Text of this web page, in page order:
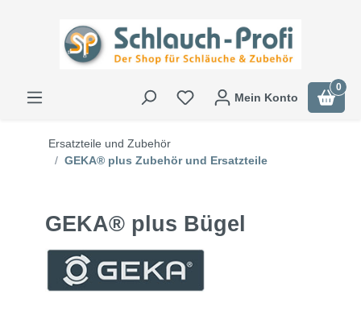
Mein Konto
0
Ersatzteile und Zubehör
GEKA® plus Zubehör und Ersatzteile
GEKA® plus Bügel